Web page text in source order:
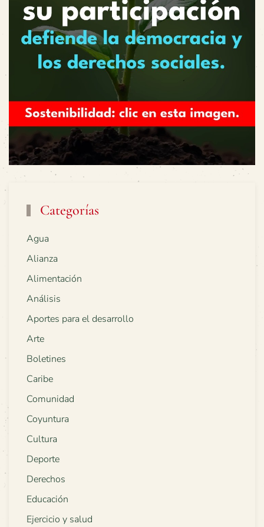
Categorías
Agua
Alianza
Alimentación
Análisis
Aportes para el desarrollo
Arte
Boletines
Caribe
Comunidad
Coyuntura
Cultura
Deporte
Derechos
Educación
Ejercicio y salud